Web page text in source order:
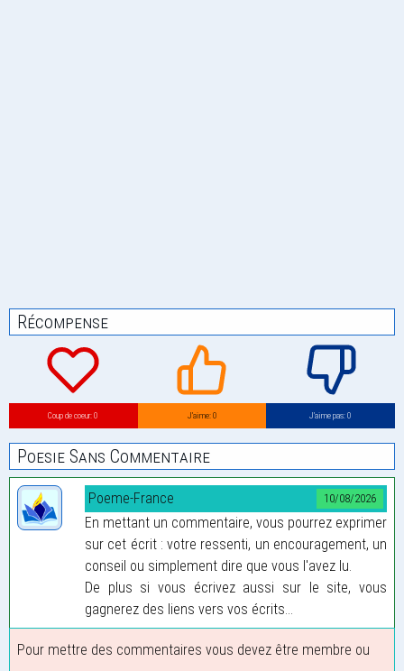
Récompense
Coup de coeur: 0 J’aime: 0 J’aime pas: 0
Poesie Sans Commentaire
10/08/2026
Poeme-France
En mettant un commentaire, vous pourrez exprimer
sur cet écrit : votre ressenti, un encouragement, un
conseil ou simplement dire que vous l'avez lu.
De plus si vous écrivez aussi sur le site, vous
gagnerez des liens vers vos écrits...
Pour mettre des commentaires vous devez être membre ou